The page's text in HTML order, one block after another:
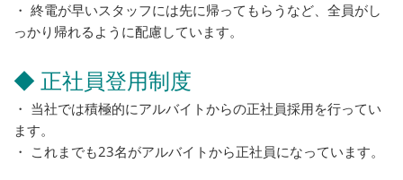
・ 終電が早いスタッフには先に帰ってもらうなど、全員がし
っかり帰れるように配慮しています。
◆ 正社員登用制度
・ 当社では積極的にアルバイトからの正社員採用を行ってい
ます。
・ これまでも23名がアルバイトから正社員になっています。